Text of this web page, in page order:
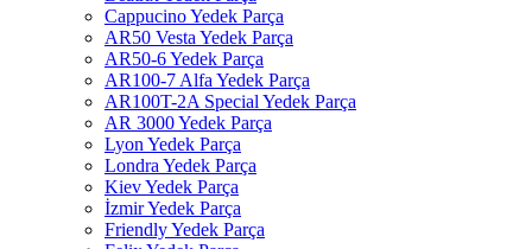
Cappucino Yedek Parça
AR50 Vesta Yedek Parça
AR50-6 Yedek Parça
AR100-7 Alfa Yedek Parça
AR100T-2A Special Yedek Parça
AR 3000 Yedek Parça
Lyon Yedek Parça
Londra Yedek Parça
Kiev Yedek Parça
İzmir Yedek Parça
Friendly Yedek Parça